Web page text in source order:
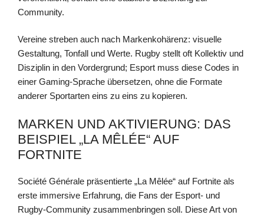
Community.
Vereine streben auch nach Markenkohärenz: visuelle
Gestaltung, Tonfall und Werte. Rugby stellt oft Kollektiv und
Disziplin in den Vordergrund; Esport muss diese Codes in
einer Gaming-Sprache übersetzen, ohne die Formate
anderer Sportarten eins zu eins zu kopieren.
MARKEN UND AKTIVIERUNG: DAS
BEISPIEL „LA MÊLÉE“ AUF
FORTNITE
Société Générale präsentierte „La Mêlée“ auf Fortnite als
erste immersive Erfahrung, die Fans der Esport- und
Rugby-Community zusammenbringen soll. Diese Art von